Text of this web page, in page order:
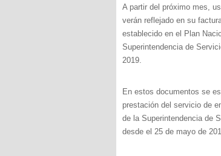
A partir del próximo mes,
verán reflejado en su
establecido en el Plan
Superintendencia de
2019.
En estos documentos se
prestación del servicio de
de la Superintendencia de
desde el 25 de mayo de